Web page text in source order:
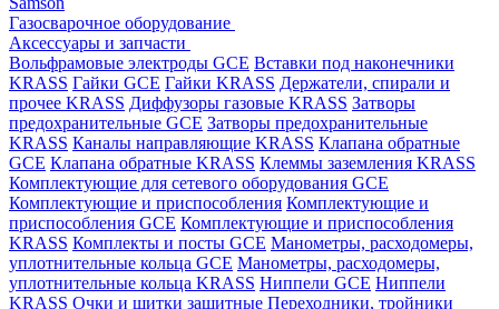
Газосварочное оборудование
Аксессуары и запчасти
Вольфрамовые электроды GCE Вставки под наконечники
KRASS Гайки GCE Гайки KRASS Держатели, спирали и
прочее KRASS Диффузоры газовые KRASS Затворы
предохранительные GCE Затворы предохранительные
KRASS Каналы направляющие KRASS Клапана обратные
GCE Клапана обратные KRASS Клеммы заземления KRASS
Комплектующие для сетевого оборудования GCE
Комплектующие и приспособления Комплектующие и
приспособления GCE Комплектующие и приспособления
KRASS Комплекты и посты GCE Манометры, расходомеры,
уплотнительные кольца GCE Манометры, расходомеры,
уплотнительные кольца KRASS Ниппели GCE Ниппели
KRASS Очки и щитки защитные Переходники, тройники